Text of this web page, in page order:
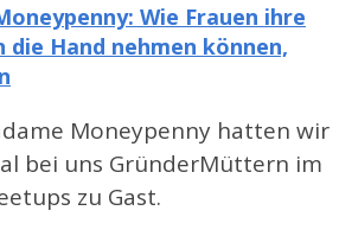
Wie Frauen ihre
die Hand nehmen können,
Moneypenny hatten wir
bei uns GründerMüttern im
zu Gast.